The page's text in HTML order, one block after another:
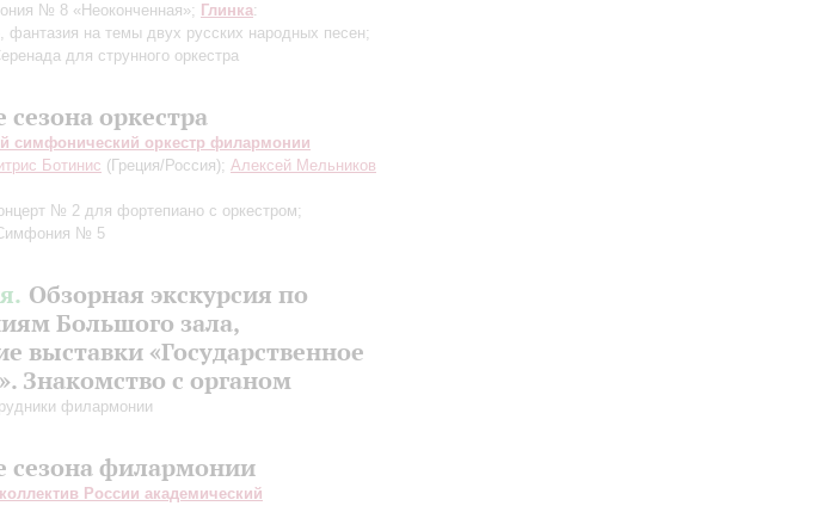
№ 8 «Неоконченная»; Глинка:
фантазия на темы двух русских народных песен;
для струнного оркестра
оркестра
симфонический оркестр филармонии
Ботинис (Греция/Россия); Алексей Мельников
№ 2 для фортепиано с оркестром;
№ 5
Обзорная экскурсия по
Большого зала,
выставки «Государственное
Знакомство с органом
филармонии
сезона филармонии
России академический